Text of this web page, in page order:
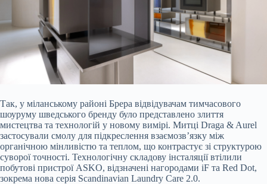
Так, у міланському районі Брера відвідувачам тимчасового
шоуруму шведського бренду було представлено злиття
мистецтва та технологій у новому вимірі. Митці Draga & Aurel
застосували смолу для підкреслення взаємозв’язку між
органічною мінливістю та теплом, що контрастує зі структурою
суворої точності. Технологічну складову інсталяції втілили
побутові пристрої ASKO, відзначені нагородами iF та Red Dot,
зокрема нова серія Scandinavian Laundry Care 2.0.